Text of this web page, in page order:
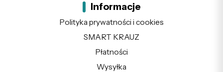
Informacje
Polityka prywatności i cookies
SMART KRAUZ
Płatności
Wysyłka